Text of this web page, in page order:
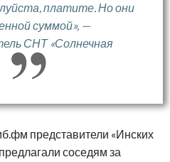
платите. Но они
суммой», —
СНТ «Солнечная
представители «Инских
соседям за